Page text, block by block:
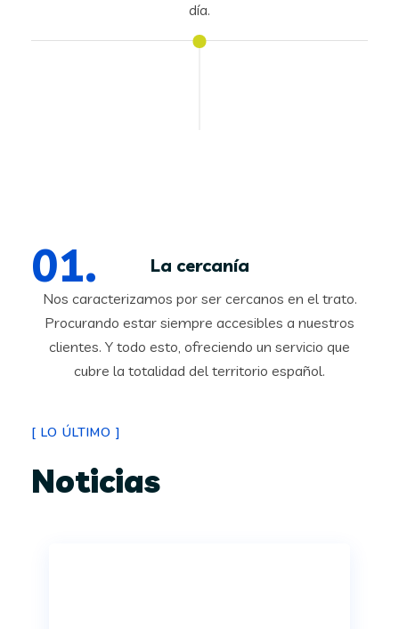
día.
La cercanía
Nos caracterizamos por ser cercanos en el trato.
Procurando estar siempre accesibles a nuestros
clientes. Y todo esto, ofreciendo un servicio que
cubre la totalidad del territorio español.
[ LO ÚLTIMO ]
Noticias